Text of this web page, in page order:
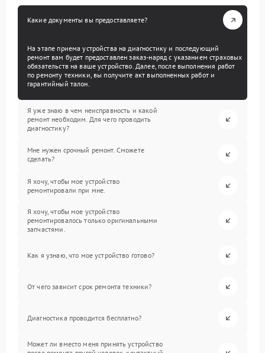
Какие документы вы предоставляете?
На этапе приема устройства на диагностику и последующий
ремонт вам будет предоставлен заказ-наряд с указанием страховых
обязательств на ваше устройство. Далее, после выполнения работ
по ремонту техники, вы получите акт выполненных работ и
гарантийный талон.
Я уже знаю в чем неисправность и какой
ремонт необходим. Для чего проводить
диагностику?
Мне нужен срочный ремонт. Сможете
сделать?
Я хочу, чтобы мое устройство
ремонтировали при мне.
Я хочу, чтобы мое устройство
ремонтировалось только оригинальными
запчастями.
Как я узнаю, что мое устройство готово?
От чего зависит срок ремонта техники?
Диагностика проводится бесплатно?
Может ли вместо меня принять устройство